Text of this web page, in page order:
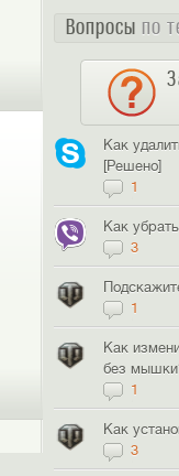
Вопросы по
Как
[Решено]
1
Как
3
1
Как
без
1
Как
3